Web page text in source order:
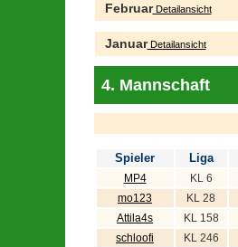
FebruarDetailansicht
JanuarDetailansicht
4. Mannschaft
Spieler Liga
MP4 KL 6
mo123
KL 28
Attila4s
KL 158
schloofi
KL 246